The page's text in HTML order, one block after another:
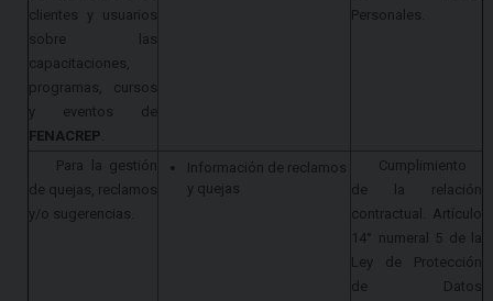
clientes y usuarios
sobre las
capacitaciones,
programas, cursos
y eventos de
FENACREP
Personales.
Para la gestión
de quejas, reclamos
y/o sugerencias.
Información de reclamos
y quejas
Cumplimiento
de la relación
contractual. Artículo
14° numeral 5 de la
Ley de Protección
de Datos